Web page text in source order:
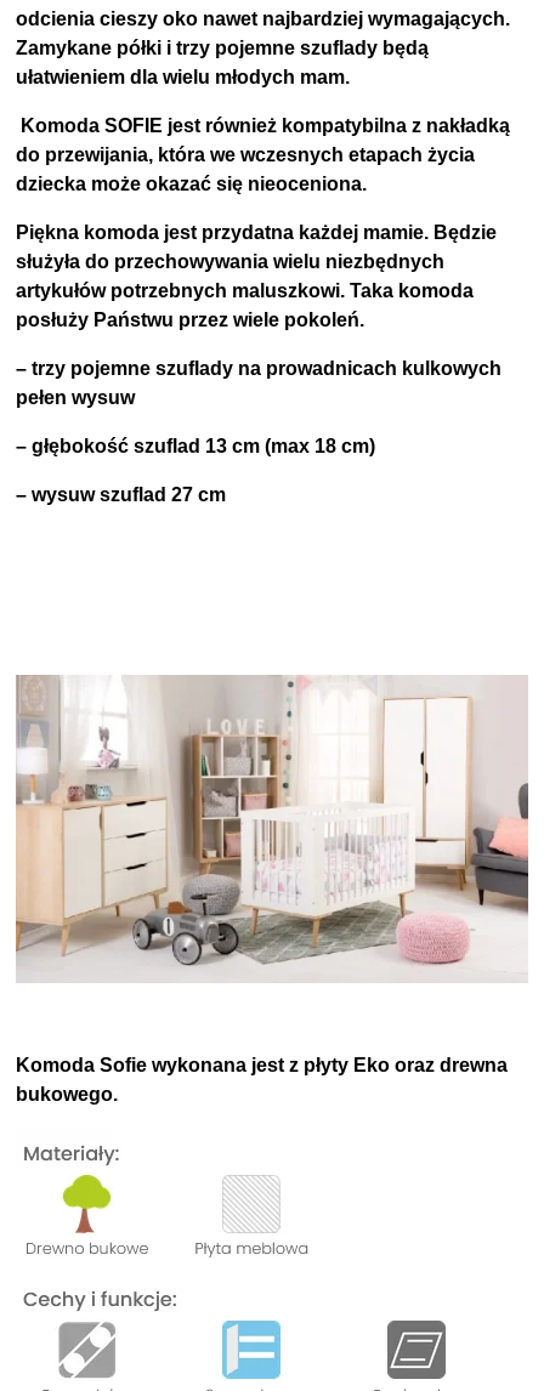
odcienia cieszy oko nawet najbardziej wymagających.
Zamykane półki i trzy pojemne szuflady będą
ułatwieniem dla wielu młodych mam.
Komoda SOFIE jest również kompatybilna z nakładką
do przewijania, która we wczesnych etapach życia
dziecka może okazać się nieoceniona.
Piękna komoda jest przydatna każdej mamie. Będzie
służyła do przechowywania wielu niezbędnych
artykułów potrzebnych maluszkowi. Taka komoda
posłuży Państwu przez wiele pokoleń.
– trzy pojemne szuflady na prowadnicach kulkowych
pełen wysuw
– głębokość szuflad 13 cm (max 18 cm)
– wysuw szuflad 27 cm
Komoda Sofie wykonana jest z płyty Eko oraz drewna
bukowego.